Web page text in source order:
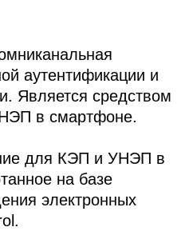
аутентификации и
Является средством
в смартфоне.
для КЭП и УНЭП в
на базе
электронных